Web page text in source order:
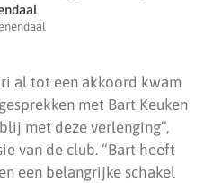
al tot een akkoord kwam
met Bart Keuken
met deze verlenging”,
van de club. “Bart heeft
een belangrijke schakel